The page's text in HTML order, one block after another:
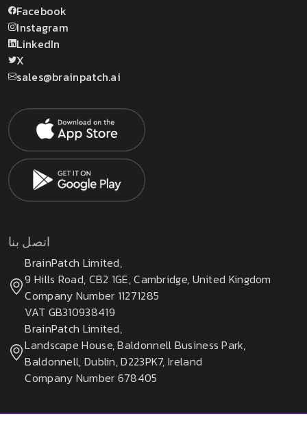
Facebook
Instagram
LinkedIn
X
sales@brainpatch.ai
اتصل بنا
BrainPatch Limited,
9 Hills Road, CB2 1GE, Cambridge, United Kingdom
Company Number 11271285
VAT GB310938419
BrainPatch Limited,
Landscape House, Baldonnell Business Park,
Baldonnell, Dublin, D223PK7, Ireland
Company Number 678405